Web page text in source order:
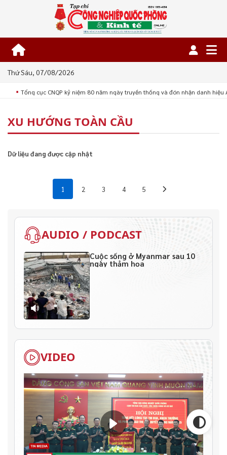
Thứ Sáu, 07/08/2026
■ Tổng cục CNQP kỷ niệm 80 năm ngày truyền thống và đón nhận danh hiệu
XU HƯỚNG TOÀN CẦU
Dữ liệu đang được cập nhật
1 2 3 4 5
AUDIO / PODCAST
Cuộc sống ở Myanmar sau 10
ngày thảm họa
VIDEO